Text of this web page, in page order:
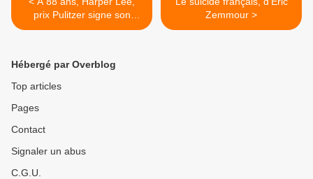
prix Pulitzer signe son
second roman
Zemmour >
Hébergé par Overblog
Top articles
Pages
Contact
Signaler un abus
C.G.U.